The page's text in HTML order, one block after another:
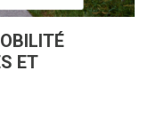
ET